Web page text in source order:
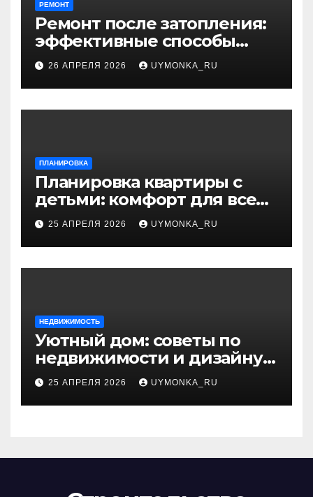
РЕМОНТ
Ремонт после затопления:
эффективные способы
устранения последствий
26 АПРЕЛЯ 2026 UYMONKA_RU
ПЛАНИРОВКА
Планировка квартиры с
детьми: комфорт для всей
семьи и разумный дизайн
25 АПРЕЛЯ 2026 UYMONKA_RU
НЕДВИЖИМОСТЬ
Уютный дом: советы по
недвижимости и дизайну
интерьера
25 АПРЕЛЯ 2026 UYMONKA_RU